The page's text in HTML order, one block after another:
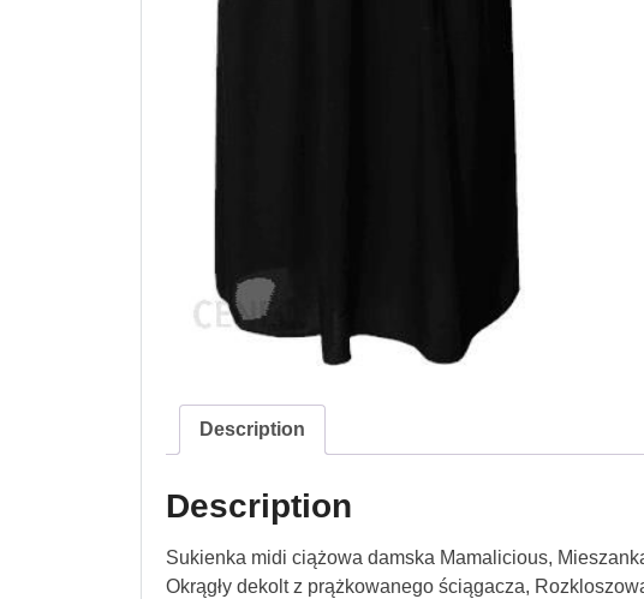
Description
Description
Sukienka midi ciążowa damska Mamalicious,
Okrągły dekolt z prążkowanego ściągacza,